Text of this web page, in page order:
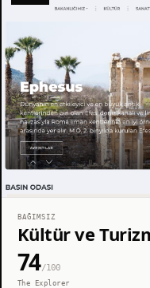
BAĞIMSIZ
Kültür ve
74/100
The Explorer